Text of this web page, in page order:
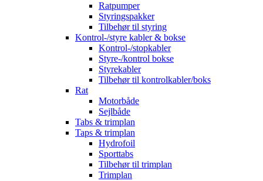
Ratpumper
Styringspakker
Tilbehør til styring
Kontrol-/styre kabler & bokse
Kontrol-/stopkabler
Styre-/kontrol bokse
Styrekabler
Tilbehør til kontrolkabler/boks
Rat
Motorbåde
Sejlbåde
Tabs & trimplan
Taps & trimplan
Hydrofoil
Sporttabs
Tilbehør til trimplan
Trimplan